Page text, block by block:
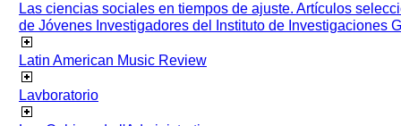
Las ciencias sociales en tiempos de ajuste. Artículos
de Jóvenes Investigadores del Instituto de Investigaciones
Latin American Music Review
Lavboratorio